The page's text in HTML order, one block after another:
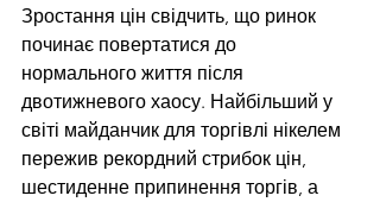
Зростання цін свідчить, що ринок
починає повертатися до
нормального життя після
двотижневого хаосу. Найбільший у
світі майданчик для торгівлі нікелем
пережив рекордний стрибок цін,
шестиденне припинення торгів, а